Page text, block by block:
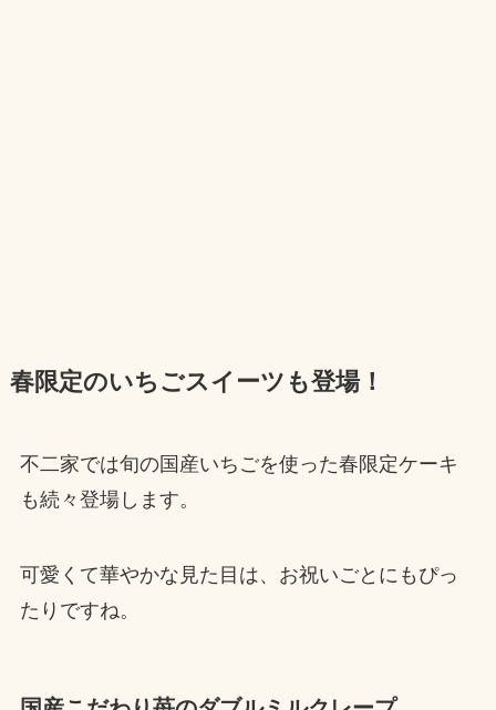
春限定のいちごスイーツも登場！
不二家では旬の国産いちごを使った春限定ケーキ
も続々登場します。
可愛くて華やかな見た目は、お祝いごとにもぴっ
たりですね。